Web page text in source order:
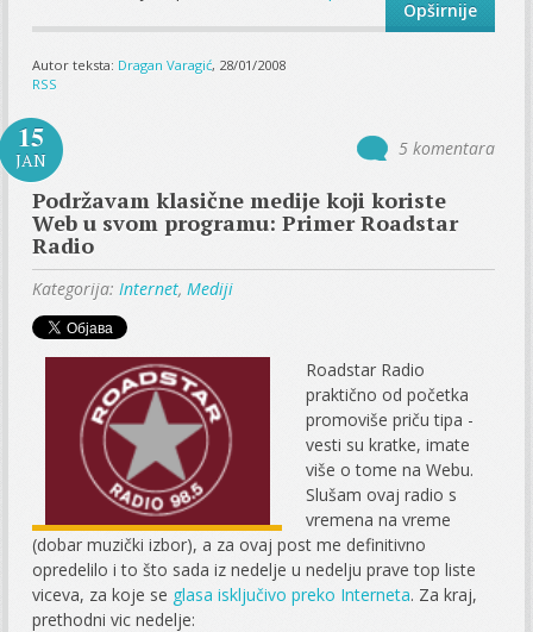
Opširnije
Autor teksta: Dragan Varagić, 28/01/2008
RSS
15
JAN
5 komentara
Podržavam klasične medije koji koriste
Web u svom programu: Primer Roadstar
Radio
Kategorija:Internet,Mediji
Roadstar Radio
praktično od početka
promoviše priču tipa -
vesti su kratke, imate
više o tome na Webu.
Slušam ovaj radio s
vremena na vreme
(dobar muzički izbor), a za ovaj post me definitivno
opredelilo i to što sada iz nedelje u nedelju prave top liste
viceva, za koje se glasa isključivo preko Interneta. Za kraj,
prethodni vic nedelje: